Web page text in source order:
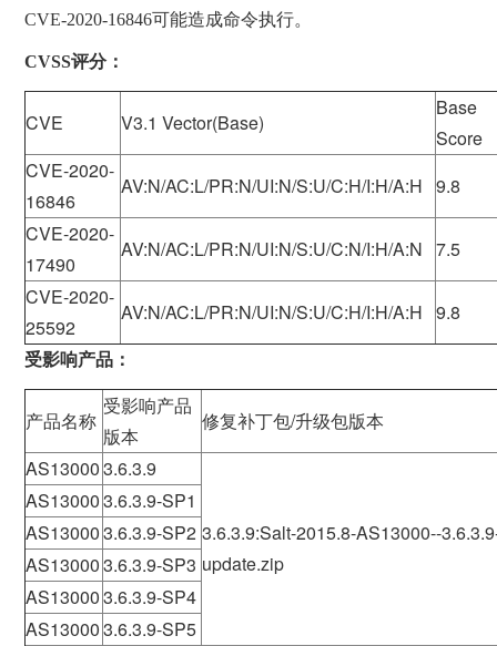
CVE-2020-16846可能造成命令执行。
CVSS评分：
CVE V3.1 Vector(Base)
Base
Score
CVE-2020-
16846
AV:N/AC:L/PR:N/UI:N/S:U/C:H/I:H/A:H 9.8
CVE-2020-
17490
AV:N/AC:L/PR:N/UI:N/S:U/C:N/I:H/A:N 7.5
CVE-2020-
25592
AV:N/AC:L/PR:N/UI:N/S:U/C:H/I:H/A:H 9.8
受影响产品：
产品名称
受影响产品
版本
修复补丁包/升级包版本
AS130003.6.3.9
3.6.3.9:Salt-2015.8-AS13000--
update.zip
AS130003.6.3.9-SP1
AS130003.6.3.9-SP2
AS130003.6.3.9-SP3
AS130003.6.3.9-SP4
AS130003.6.3.9-SP5